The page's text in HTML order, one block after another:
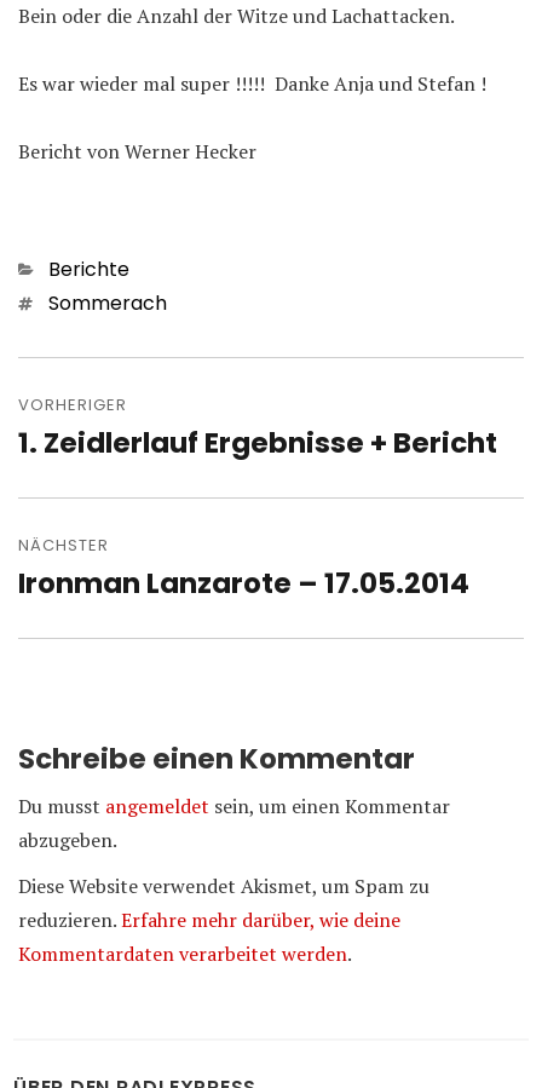
Bein oder die Anzahl der Witze und Lachattacken.
Es war wieder mal super !!!!! Danke Anja und Stefan !
Bericht von Werner Hecker
Kategorien
Berichte
Schlagwörter
Sommerach
Beitragsnavigation
VORHERIGER
Vorheriger
1. Zeidlerlauf Ergebnisse + Bericht
NÄCHSTER
Nächster
Ironman Lanzarote – 17.05.2014
Schreibe einen Kommentar
Du musst angemeldet sein, um einen Kommentar
abzugeben.
Diese Website verwendet Akismet, um Spam zu
reduzieren.Erfahre mehr darüber, wie deine
Kommentardaten verarbeitet werden.